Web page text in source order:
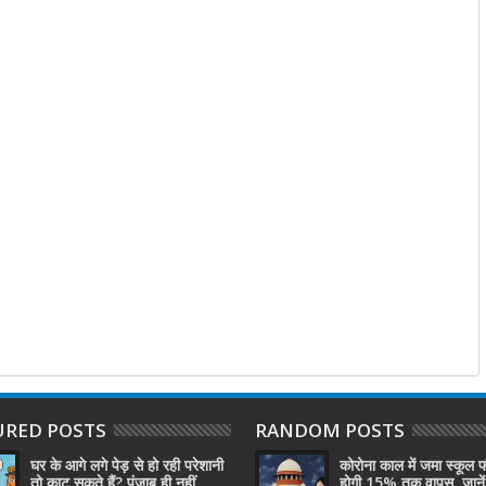
POSTS
घर के आगे लगे पेड़ से हो रही परेशानी
RANDOM POSTS
कोरोना काल में जमा स्कूल